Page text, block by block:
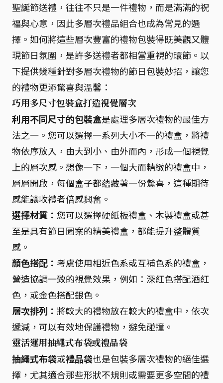
聖誕節送禮，往往不只是一件禮物，而是滿滿的祝
福與心意，因此多層次禮品組合也成為常見的選
擇。如何將這些層次豐富的禮物包裝得既美觀又體
現節日氛圍，是許多送禮者都相當重視的環節。以
下提供幾種針對多層次禮物的節日包裝妙招，讓您
的禮物更添驚喜與溫馨：
巧用多尺寸包裝盒打造視覺層次
利用不同尺寸的包裝盒是處理多層次禮物的最佳方
法之一。您可以選擇一系列大小不一的禮盒，將禮
物依序放入，由大到小、由外而內，形成一個視覺
上的層次感。想像一下，一個大而精緻的禮盒中，
層層開啟，每個盒子都蘊藏著一份驚喜，這種期待
感能讓收禮者倍感興奮。
選擇材質： 您可以選擇硬紙板禮盒、木製禮盒或甚
至是具有節日圖案的精美禮盒，都能提升整體質
感。
顏色搭配： 考慮使用相近色系或互補色系的禮盒，
營造協調一致的視覺效果，例如：深紅色搭配酒紅
色，或金色搭配銀色。
層次排列： 將較大的禮物放在較大的禮盒中，依次
遞減，可以有效地保護禮物，避免碰撞。
靈活運用抽繩式布袋或禮品袋
抽繩式布袋或禮品袋也是包裝多層次禮物的絕佳選
擇，尤其適合那些形狀不規則或需要更多空間的禮